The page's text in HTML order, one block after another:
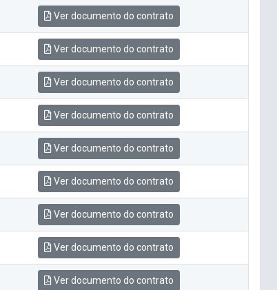
Ver documento do contrato
Ver documento do contrato
Ver documento do contrato
Ver documento do contrato
Ver documento do contrato
Ver documento do contrato
Ver documento do contrato
Ver documento do contrato
Ver documento do contrato